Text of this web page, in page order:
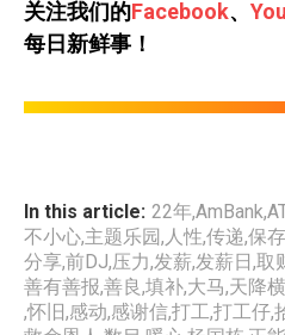
关注我们的Facebook、
每日新鲜事！
In this article: 22年,AmBank,
不小心,主题乐园, 人性,传递,保存
分享,前DJ,压力,发薪,发薪日 ,取
善有善报,善良,填补,大马,天降
,怀旧,感动,感谢信,打工,打工仔,